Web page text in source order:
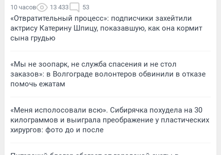
10 часов 13 433 53
«Отвратительный процесс»: подписчики захейтили
актрису Катерину Шпицу, показавшую, как она кормит
сына грудью
«Мы не зоопарк, не служба спасения и не стол
заказов»: в Волгограде волонтеров обвинили в отказе
помочь ежатам
«Меня исполосовали всю». Сибирячка похудела на 30
килограммов и выиграла преображение у пластических
хирургов: фото до и после